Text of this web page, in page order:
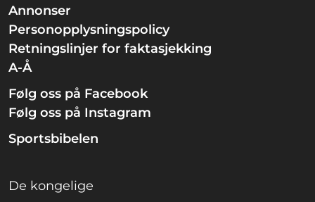
Annonser
Personopplysningspolicy
Retningslinjer for faktasjekking
A-Å
Følg oss på Facebook
Følg oss på Instagram
Sportsbibelen
De kongelige